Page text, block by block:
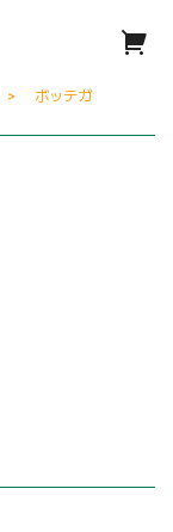
ボッテガ